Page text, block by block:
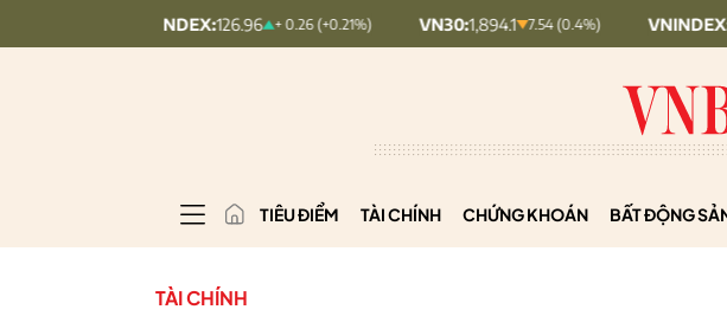
+ 0.26 (+0.21%) VN30:1,894.1 7.54 (0.4%) VNINDEX: 1,758.66
TIÊU ĐIỂM TÀI CHÍNH CHỨNG KHOÁN BẤT ĐỘNG
TÀI CHÍNH